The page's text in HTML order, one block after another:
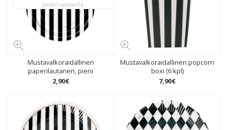
Mustavalkoraidallinen
paperilautanen, pieni
2,90€
jälleen saatavilla.
Mustavalkoraidallinen popcorn
boxi (6 kpl)
7,90€